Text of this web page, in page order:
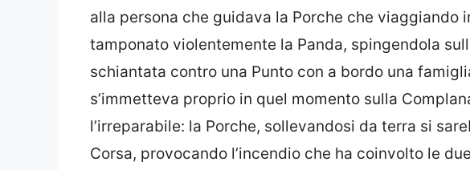
alla persona che guidava la Porche che viaggiando
tamponato violentemente la Panda, spingendola
schiantata contro una Punto con a bordo una
s’immetteva proprio in quel momento sulla
l’irreparabile: la Porche, sollevandosi da terra si
Corsa, provocando l’incendio che ha coinvolto le